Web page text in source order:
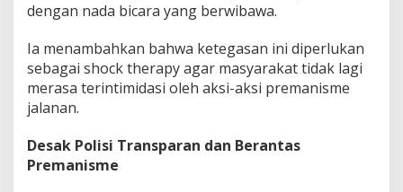
a
n
k
n
u
e
dengan nada bicara yang berwibawa.
Ia menambahkan bahwa ketegasan ini diperlukan
sebagai shock therapy agar masyarakat tidak lagi
merasa terintimidasi oleh aksi-aksi premanisme
jalanan.
Desak Polisi Transparan dan Berantas
Premanisme